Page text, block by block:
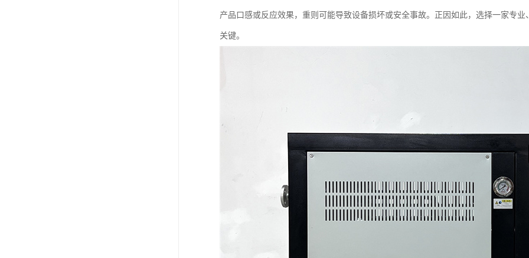
产品口感或反应效果，重则可能导致设备损坏或安全事故。正因如此，选择一家专
关键。